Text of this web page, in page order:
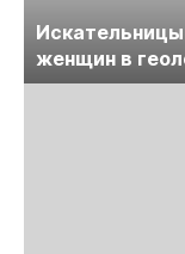
женщин в